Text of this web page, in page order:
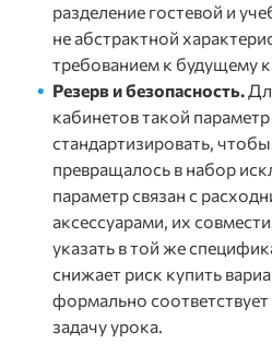
разделение гостевой и
не абстрактной
требованием к будущему
Резерв и безопасность.
кабинетов такой
стандартизировать,
превращалось в набор
параметр связан с
аксессуарами, их
указать в той же
снижает риск купить
формально
задачу урока.